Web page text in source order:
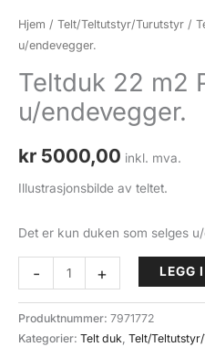
Hjem / Telt/Teltutstyr/Turutstyr /
u/endevegger.
Teltduk 22 m2
u/endevegger.
kr 5000,00 inkl. mva.
Illustrasjonsbilde av teltet.
Det er kun duken som selges
-
22
m2
Pent
+ LEGG
Produktnummer: 7971772
Kategorier: Telt duk, Telt/